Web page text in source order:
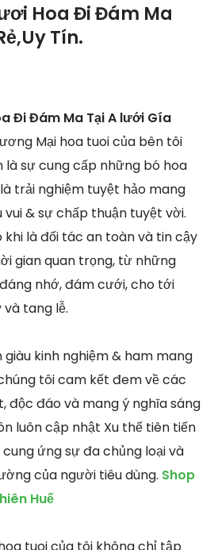
Hoa Đi Đám Ma
Tín.
Đi Đám Ma Tại A lưới Gía
Mại hoa tuoi của bên tôi
là sự cung cấp những bó hoa
trải nghiệm tuyệt hảo mang
& sự chấp thuận tuyệt vời.
là đối tác an toàn và tin cậy
gian quan trọng, từ những
nhớ, đám cưới, cho tới
tang lễ.
giàu kinh nghiệm & ham mang
tôi cam kết đem về các
độc đáo và mang ý nghĩa sáng
luôn cập nhật Xu thế tiên tiến
ứng sự đa chủng loại và
của người tiêu dùng. Shop
Huế
tuoi của tôi không chỉ tập